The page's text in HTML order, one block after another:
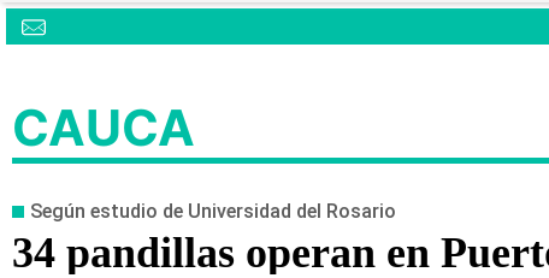
CAUCA
Según estudio de Universidad del Rosario
34 pandillas operan en